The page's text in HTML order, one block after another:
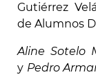
Gutiérrez
de Alumnos
Aline Sotelo
y Pedro